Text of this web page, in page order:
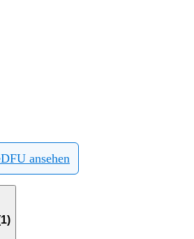
ansehen